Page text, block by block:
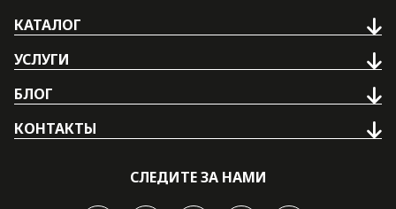
КАТАЛОГ
УСЛУГИ
БЛОГ
КОНТАКТЫ
СЛЕДИТЕ ЗА НАМИ